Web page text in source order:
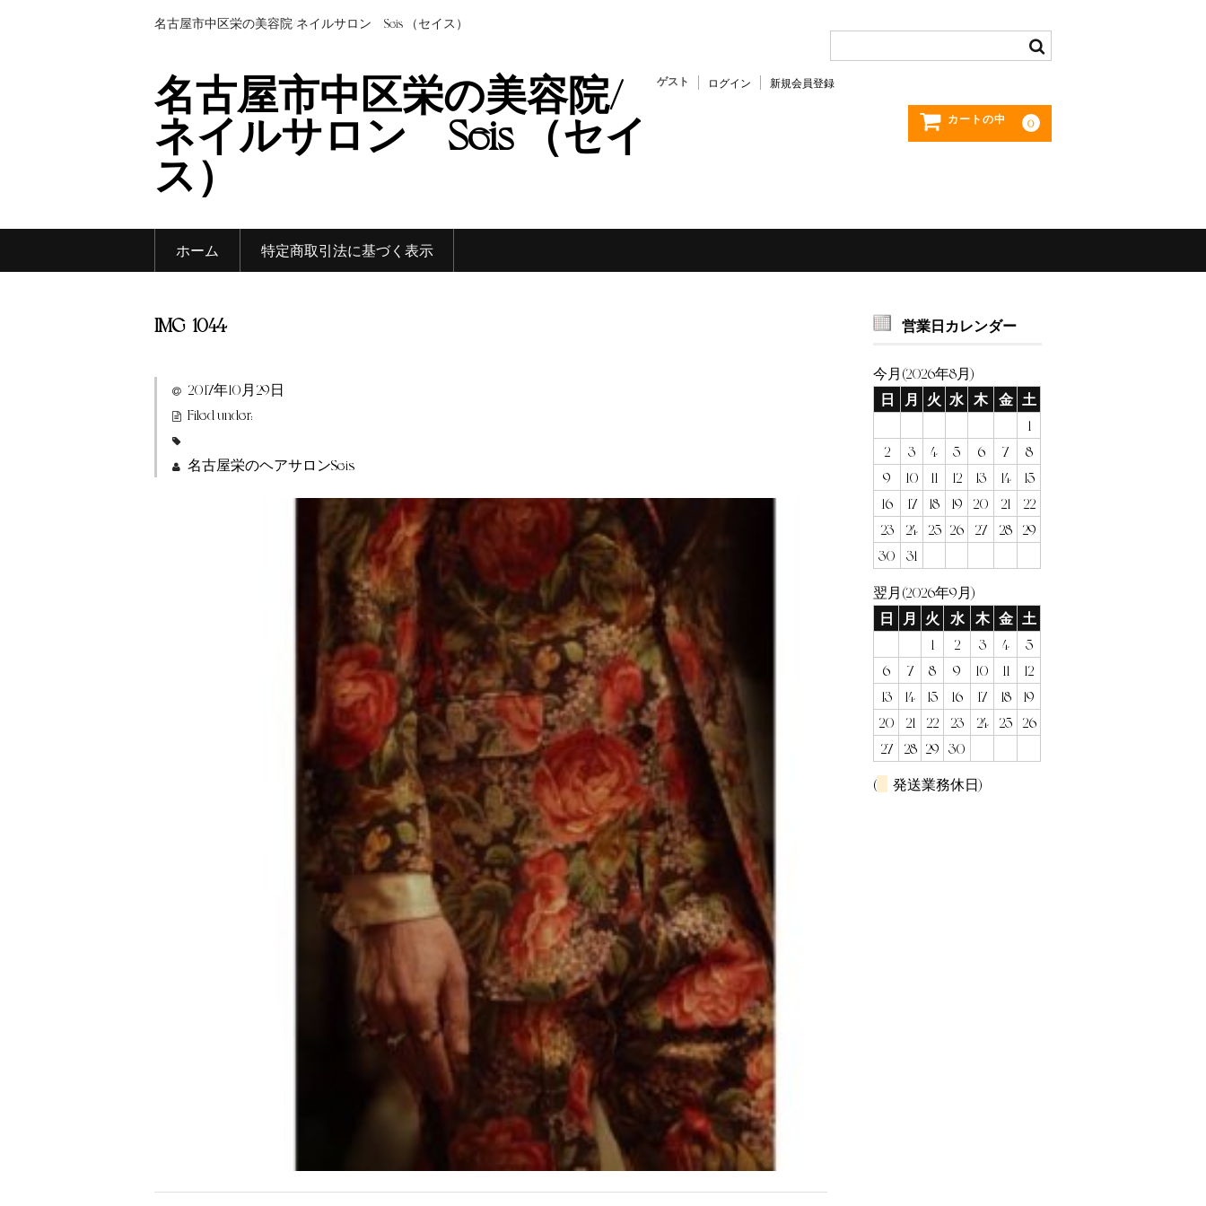
名古屋市中区栄の美容院/ネイルサロン Seis （セイス）
名古屋市中区栄の美容院/
ネイルサロン Seis （セイ
ス）
ゲスト ログイン 新規会員登録
カートの中 0
ホーム 特定商取引法に基づく表示
IMG_1044
2017年10月29日
Filed under:
名古屋栄のヘアサロンSeis
営業日カレンダー
今月(2026年8月)
日
月 火 水 木 金 土
1
2
3 4 5 6 7
8
9
10 11 12 13 14
15
16
17 18 19 20 21
22
23
24 25 26 27 28
29
30
31
翌月(2026年9月)
日
月 火 水 木 金 土
1
2 3 4
5
6
7 8 9 10 11
12
13
14 15 16 17 18
19
20
21 22 23 24 25
26
27
28 29 30
( 発送業務休日)